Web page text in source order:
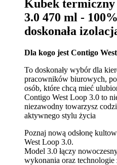
Kubek
3.0 470 ml -
doskonała
Dla kogo jest Contigo
To doskonały wybór dla
pracowników biurowych,
osób, które chcą mieć
Contigo West Loop 3.0 to
niezawodny towarzysz
aktywnego stylu życia
Poznaj nową odsłonę
West Loop 3.0.
Model 3.0 łączy
wykonania oraz